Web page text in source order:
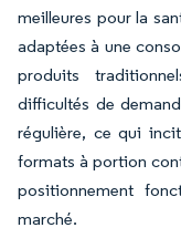
meilleures pour la
adaptées à une
produits
difficultés de
régulière, ce qui
formats à portion
positionnement
marché.